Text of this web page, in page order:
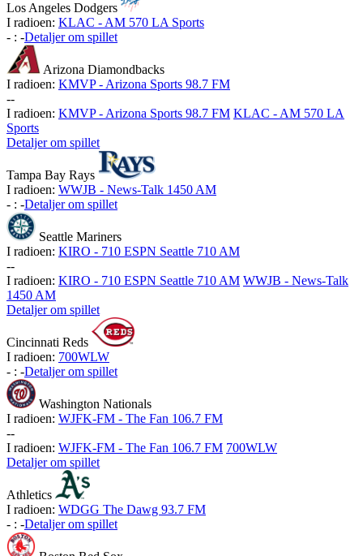
Los Angeles Dodgers
I radioen: KLAC - AM 570 LA Sports
- : -Detaljer om spillet
Arizona Diamondbacks
I radioen: KMVP - Arizona Sports 98.7 FM
--
I radioen: KMVP - Arizona Sports 98.7 FM KLAC - AM 570 LA
Sports
Detaljer om spillet
Tampa Bay Rays
I radioen: WWJB - News-Talk 1450 AM
- : -Detaljer om spillet
Seattle Mariners
I radioen: KIRO - 710 ESPN Seattle 710 AM
--
I radioen: KIRO - 710 ESPN Seattle 710 AM WWJB - News-Talk
1450 AM
Detaljer om spillet
Cincinnati Reds
I radioen: 700WLW
- : -Detaljer om spillet
Washington Nationals
I radioen: WJFK-FM - The Fan 106.7 FM
--
I radioen: WJFK-FM - The Fan 106.7 FM 700WLW
Detaljer om spillet
Athletics
I radioen: WDGG The Dawg 93.7 FM
- : -Detaljer om spillet